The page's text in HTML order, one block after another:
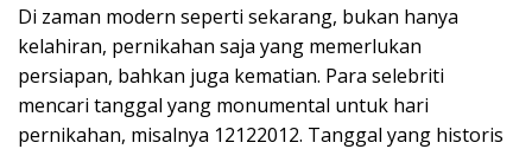
Di zaman modern seperti sekarang, bukan hanya
kelahiran, pernikahan saja yang memerlukan
persiapan, bahkan juga kematian. Para selebriti
mencari tanggal yang monumental untuk hari
pernikahan, misalnya 12122012. Tanggal yang historis